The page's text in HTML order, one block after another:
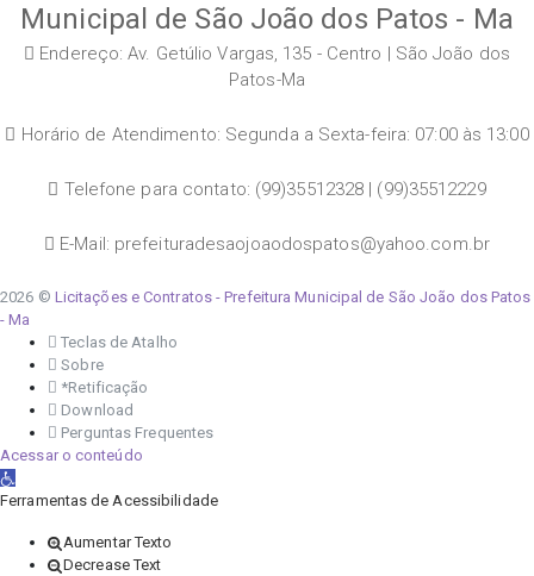
Municipal de São João dos Patos - Ma
Endereço: Av. Getúlio Vargas, 135 - Centro | São João dos
Patos-Ma
Horário de Atendimento: Segunda a Sexta-feira: 07:00 às 13:00
Telefone para contato: (99)35512328 | (99)35512229
E-Mail: prefeituradesaojoaodospatos@yahoo.com.br
2026 © Licitações e Contratos - Prefeitura Municipal de São João dos Patos
- Ma
Teclas de Atalho
Sobre
*Retificação
Download
Perguntas Frequentes
Acessar o conteúdo
Abrir a barra de ferramentas
Ferramentas de Acessibilidade
Aumentar Texto
Decrease Text